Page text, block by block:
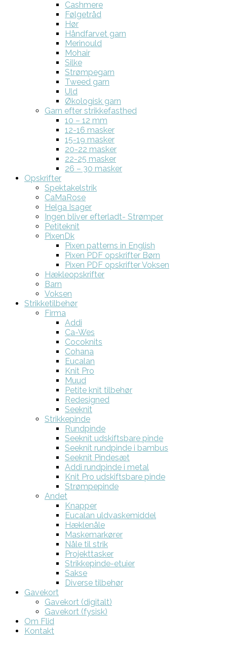
Cashmere
Følgetråd
Hør
Håndfarvet garn
Merinould
Mohair
Silke
Strømpegarn
Tweed garn
Uld
Økologisk garn
Garn efter strikkefasthed
10 – 12 mm
12-16 masker
15-19 masker
20-22 masker
22-25 masker
26 – 30 masker
Opskrifter
Spektakelstrik
CaMaRose
Helga Isager
Ingen bliver efterladt- Strømper
Petiteknit
PixenDk
Pixen patterns in English
Pixen PDF opskrifter Børn
Pixen PDF opskrifter Voksen
Hækleopskrifter
Barn
Voksen
Strikketilbehør
Firma
Addi
Ca-Wes
Cocoknits
Cohana
Eucalan
Knit Pro
Muud
Petite knit tilbehør
Redesigned
Seeknit
Strikkepinde
Rundpinde
Seeknit udskiftsbare pinde
Seeknit rundpinde i bambus
Seeknit Pindesæt
Addi rundpinde i metal
Knit Pro udskiftsbare pinde
Strømpepinde
Andet
Knapper
Eucalan uldvaskemiddel
Hæklenåle
Maskemarkører
Nåle til strik
Projekttasker
Strikkepinde-etuier
Sakse
Diverse tilbehør
Gavekort
Gavekort (digitalt)
Gavekort (fysisk)
Om Flid
Kontakt